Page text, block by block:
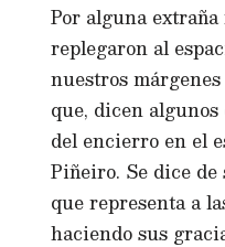
Por alguna
replegaron al
nuestros
que, dicen
del encierro en el
Piñeiro. Se dice
que representa a
haciendo sus